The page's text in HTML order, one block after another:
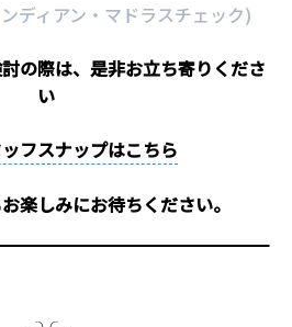
ディアン・マドラスチェック)
の際は、是非お立ち寄りくださ
い
フスナップはこちら
楽しみにお待ちください。